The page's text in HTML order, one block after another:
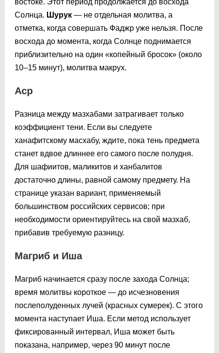
Солнца. Шурук — не отдельная молитва, а
отметка, когда совершать Фаджр уже нельзя. После
восхода до момента, когда Солнце поднимается
приблизительно на один «копейный бросок» (около
10–15 минут), молитва макрух.
Аср
Разница между мазхабами затрагивает только
коэффициент тени. Если вы следуете
ханафитскому масхабу, ждите, пока тень предмета
станет вдвое длиннее его самого после полудня.
Для шафиитов, маликитов и ханбалитов
достаточно длины, равной самому предмету. На
странице указан вариант, применяемый
большинством российских сервисов; при
необходимости ориентируйтесь на свой мазхаб,
прибавив требуемую разницу.
Магриб и Иша
Магриб начинается сразу после захода Солнца;
время молитвы короткое — до исчезновения
послеполуденных лучей (красных сумерек). С этого
момента наступает Иша. Если метод использует
фиксированный интервал, Иша может быть
показана, например, через 90 минут после